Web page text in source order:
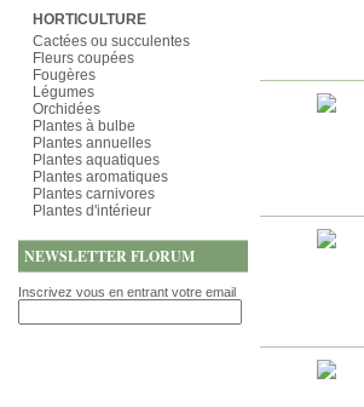
HORTICULTURE
Cactées ou succulentes
Fleurs coupées
Fougères
Légumes
Orchidées
Plantes à bulbe
Plantes annuelles
Plantes aquatiques
Plantes aromatiques
Plantes carnivores
Plantes d'intérieur
NEWSLETTER FLORUM
Inscrivez vous en entrant votre email